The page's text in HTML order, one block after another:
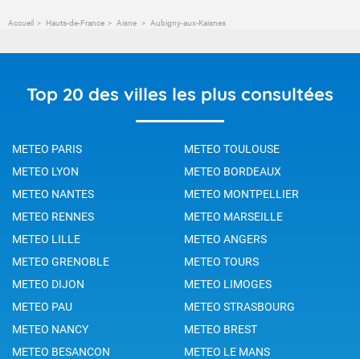
Accueil Hauts-de-France Aisne Aubigny-aux-Kaisnes
Top 20 des villes les plus consultées
METEO PARIS
METEO TOULOUSE
METEO LYON
METEO BORDEAUX
METEO NANTES
METEO MONTPELLIER
METEO RENNES
METEO MARSEILLE
METEO LILLE
METEO ANGERS
METEO GRENOBLE
METEO TOURS
METEO DIJON
METEO LIMOGES
METEO PAU
METEO STRASBOURG
METEO NANCY
METEO BREST
METEO BESANCON
METEO LE MANS